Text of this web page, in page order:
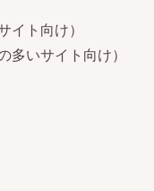
ト向け）
いサイト向け）